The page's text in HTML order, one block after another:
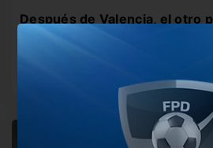
Después de Valencia, el otro
reforzar Boca